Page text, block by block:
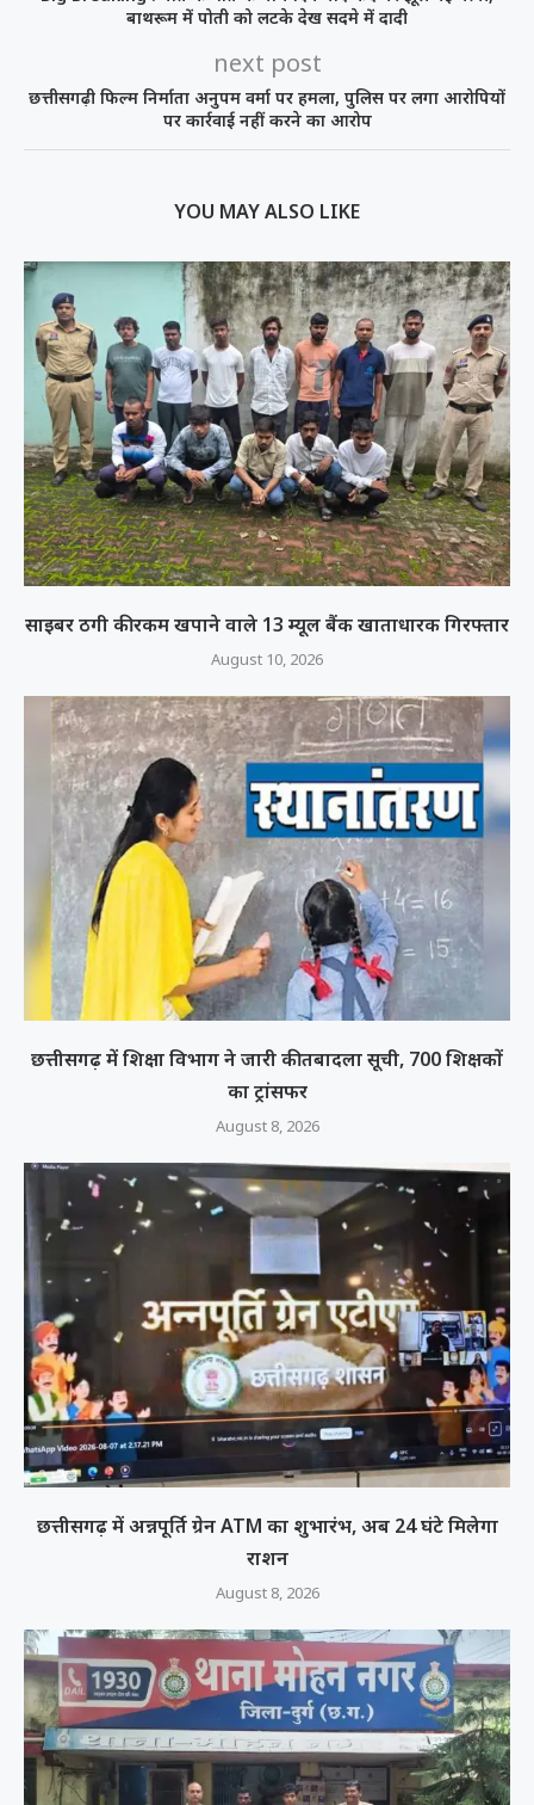
बाथरूम में पोती को लटके देख सदमे में दादी
next post
छत्तीसगढ़ी फिल्म निर्माता अनुपम वर्मा पर हमला, पुलिस पर लगा आरोपियों
पर कार्रवाई नहीं करने का आरोप
YOU MAY ALSO LIKE
साइबर ठगी की रकम खपाने वाले 13 म्यूल बैंक खाताधारक गिरफ्तार
August 10, 2026
छत्तीसगढ़ में शिक्षा विभाग ने जारी की तबादला सूची, 700 शिक्षकों
का ट्रांसफर
August 8, 2026
छत्तीसगढ़ में अन्नपूर्ति ग्रेन ATM का शुभारंभ, अब 24 घंटे मिलेगा
राशन
August 8, 2026